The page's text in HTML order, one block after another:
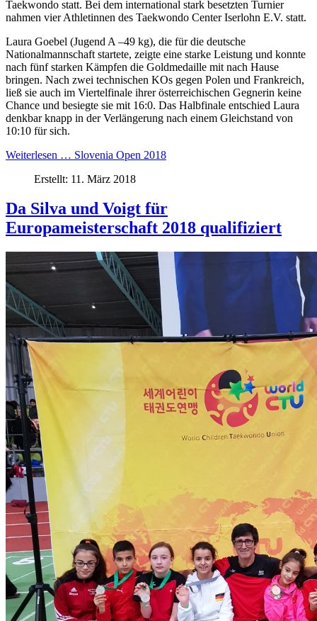
Taekwondo statt. Bei dem international stark besetzten Turnier
nahmen vier Athletinnen des Taekwondo Center Iserlohn E.V. statt.
Laura Goebel (Jugend A –49 kg), die für die deutsche
Nationalmannschaft startete, zeigte eine starke Leistung und konnte
nach fünf starken Kämpfen die Goldmedaille mit nach Hause
bringen. Nach zwei technischen KOs gegen Polen und Frankreich,
ließ sie auch im Viertelfinale ihrer österreichischen Gegnerin keine
Chance und besiegte sie mit 16:0. Das Halbfinale entschied Laura
denkbar knapp in der Verlängerung nach einem Gleichstand von
10:10 für sich.
Weiterlesen … Slovenia Open 2018
Erstellt: 11. März 2018
Da Silva und Voigt für
Europameisterschaft 2018 qualifiziert